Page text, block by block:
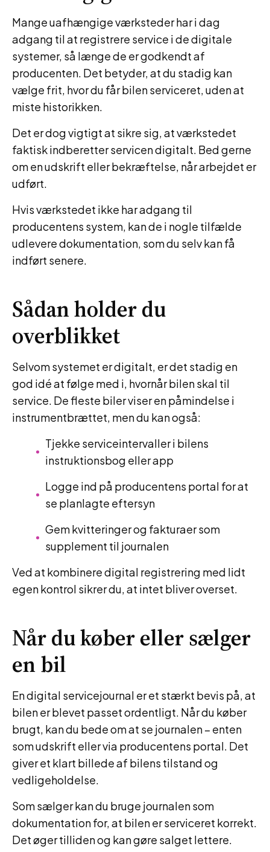
Mange uafhængige værksteder har i dag
adgang til at registrere service i de digitale
systemer, så længe de er godkendt af
producenten. Det betyder, at du stadig kan
vælge frit, hvor du får bilen serviceret, uden at
miste historikken.
Det er dog vigtigt at sikre sig, at værkstedet
faktisk indberetter servicen digitalt. Bed gerne
om en udskrift eller bekræftelse, når arbejdet er
udført.
Hvis værkstedet ikke har adgang til
producentens system, kan de i nogle tilfælde
udlevere dokumentation, som du selv kan få
indført senere.
Sådan holder du
overblikket
Selvom systemet er digitalt, er det stadig en
god idé at følge med i, hvornår bilen skal til
service. De fleste biler viser en påmindelse i
instrumentbrættet, men du kan også:
Tjekke serviceintervaller i bilens
instruktionsbog eller app
Logge ind på producentens portal for at
se planlagte eftersyn
Gem kvitteringer og fakturaer som
supplement til journalen
Ved at kombinere digital registrering med lidt
egen kontrol sikrer du, at intet bliver overset.
Når du køber eller sælger
en bil
En digital servicejournal er et stærkt bevis på, at
bilen er blevet passet ordentligt. Når du køber
brugt, kan du bede om at se journalen – enten
som udskrift eller via producentens portal. Det
giver et klart billede af bilens tilstand og
vedligeholdelse.
Som sælger kan du bruge journalen som
dokumentation for, at bilen er serviceret korrekt.
Det øger tilliden og kan gøre salget lettere.